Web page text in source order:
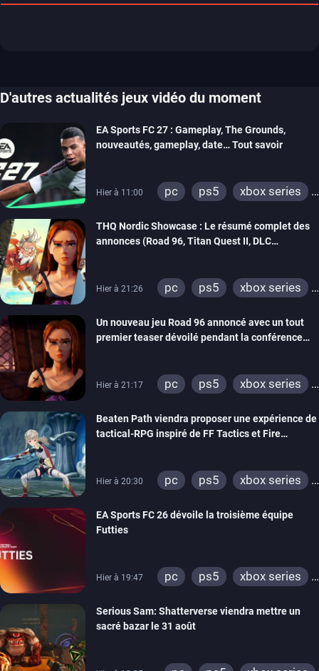
D'autres actualités jeux vidéo du moment
EA Sports FC 27 : Gameplay, The Grounds,
nouveautés, gameplay, date… Tout savoir
Hier à 11:00 pc ps5
xbox series
THQ Nordic Showcase : Le résumé complet des
annonces (Road 96, Titan Quest II, DLC
Hier à 21:26 pc ps5
xbox series
xbox one
switch 2
Un nouveau jeu Road 96 annoncé avec un tout
premier teaser dévoilé pendant la conférence
Hier à 21:17 pc ps5
xbox series
xbox one
Beaten Path viendra proposer une expérience de
tactical-RPG inspiré de FF Tactics et Fire
Hier à 20:30 pc ps5
xbox series
EA Sports FC 26 dévoile la troisième équipe
Futties
Hier à 19:47 pc ps5
xbox series
xbox one
switch 2
Serious Sam: Shatterverse viendra mettre un
sacré bazar le 31 août